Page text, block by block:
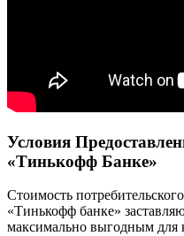
Условия
«Тинькофф Банке»
Стоимость
«Тинькофф банке»
максимально выгодным для